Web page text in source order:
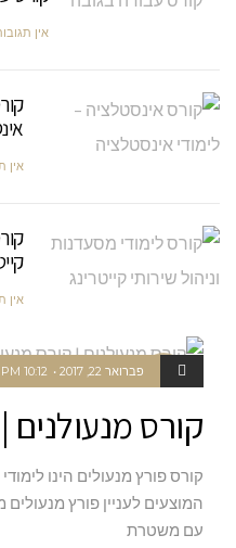
אין
אין
אין
פברואר 22, 2017 10:12 PM
קורס מנעולנים
קורס פורץ מנעולים הינו
המוצעים לעניין פורץ
עם משטרת